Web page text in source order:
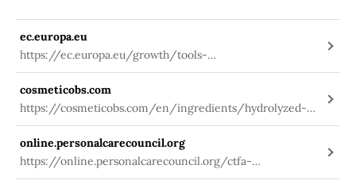
ec.europa.eu
https://ec.europa.eu/growth/tools-
databases/cosing/index.cfm?
fuseaction=search.details_v2&id=85638
cosmeticobs.com
https://cosmeticobs.com/en/ingredients/hydrolyzed-
rhizobian-gum-1068
online.personalcarecouncil.org
https://online.personalcarecouncil.org/ctfa-
static/online/lists/cir-pdfs/PR611.pdf